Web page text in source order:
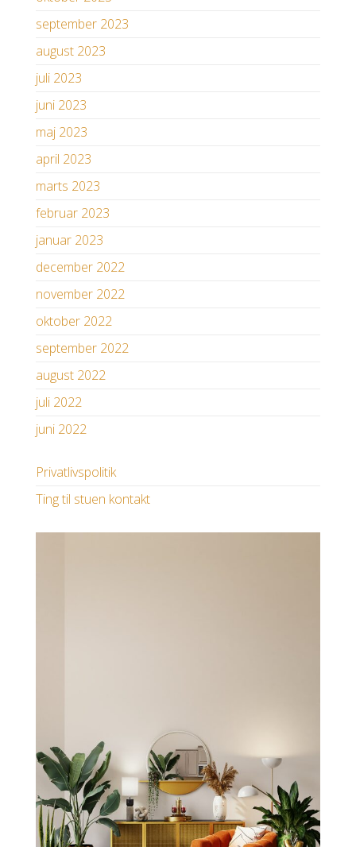
september 2023
august 2023
juli 2023
juni 2023
maj 2023
april 2023
marts 2023
februar 2023
januar 2023
december 2022
november 2022
oktober 2022
september 2022
august 2022
juli 2022
juni 2022
Privatlivspolitik
Ting til stuen kontakt